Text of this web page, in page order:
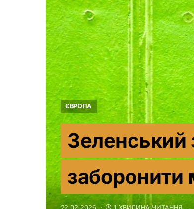
ЄВРОПА
Зеленський
заборонити
22.02.2026 1 ХВИЛИНА ЧИТАННЯ